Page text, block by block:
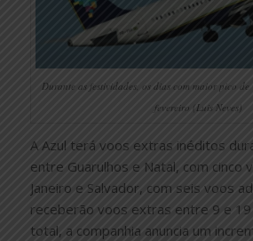
Durante as festividades, os dias com maior pico de
fevereiro (Luis Neves)
A Azul terá voos extras inéditos
entre Guarulhos e Natal, com cinco
Janeiro e Salvador, com seis voos
receberão voos extras entre 9 e
total, a companhia anuncia um